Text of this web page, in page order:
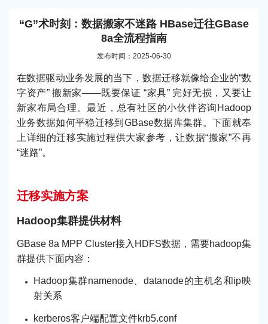
“G”术时刻：数据搬家不迷路 HBase迁往GBase
8a全流程指南
发布时间：2025-06-30
在数据驱动业务发展的当下，数据迁移就像给企业的“数
字资产” 搬新家——既要保证 “家具” 完好无损，又要让
新家布局合理。最近，总有社区的小伙伴咨询Hadoop
业务数据如何平稳迁移到GBase数据库集群。下面就奉
上详细的迁移实施过程供大家参考，让数据“搬家”不再
“迷路”。
迁移实施方案
Hadoop集群提供材料
GBase 8a MPP Cluster接入HDFS数据，需要hadoop集
群提供下面内容：
Hadoop集群namenode、datanode的主机名和ip映
射关系
kerberos客户端配置文件krb5.conf